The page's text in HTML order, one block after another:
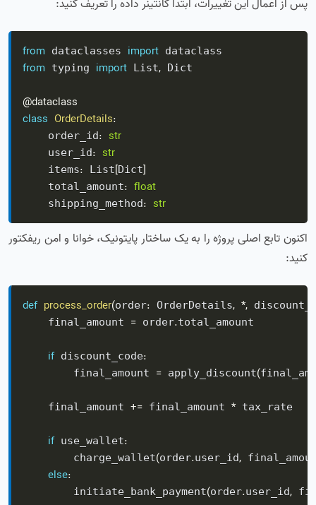
پس از اعمال این تغییرات، ابتدا کانتینر داده را تعریف کنید:
from dataclasses import
from typing import List, Dict
@dataclass
class OrderDetails:
    order_id
: str
    user_id
: str
    items
: List[Dict]
    total_amount
: float
    shipping_method
: str
اکنون تابع اصلی پروژه را به یک ساختار پایتونیک، خوانا و امن ریفکتور
کنید:
def process_order(order: OrderDetails, *,
    final_amount
= order.total_amount
if discount_code:
        final_amount
= apply_discount(
    final_amount
+= final_amount * tax_rate
if use_wallet:
        charge_wallet
(order.user_id,
else:
        initiate_bank_payment
(order.user_id,